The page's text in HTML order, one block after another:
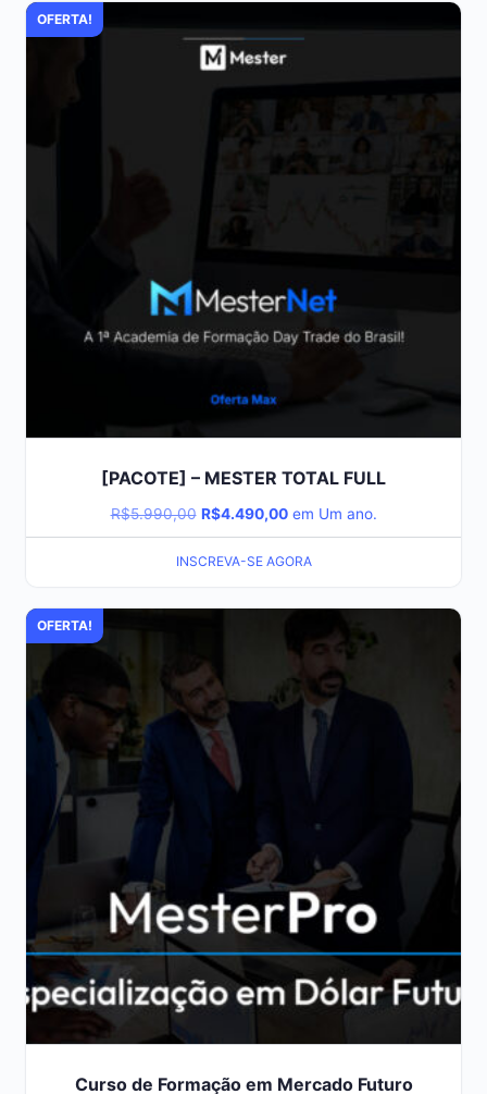
OFERTA!
[PACOTE] – MESTER TOTAL FULL
R$5.990,00 R$4.490,00 em Um ano.
INSCREVA-SE AGORA
OFERTA!
Curso de Formação em Mercado Futuro